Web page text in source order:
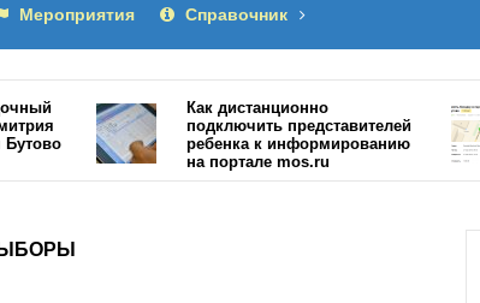
Мероприятия Справочник
Как дистанционно
подключить представителей
ребенка к информированию
на портале mos.ru
15481